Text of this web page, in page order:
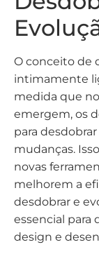
O conceito de
intimamente
medida que
emergem, os
para
mudanças.
novas
melhorem a
desdobrar e
essencial para
design e